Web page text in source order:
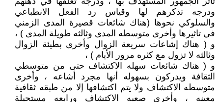
ودرجه تذكرهم لها وقياس رد الفعل الانطباعي
والسلوكي نحوها (هناك شائعات قصيرة المدى الزمني
في تاثيرها وأخرى متوسطه المدى وثالثه طويلة المدى ) ،
و ( هناك إشاعات سريعة الزوال وأخرى بطيئة الزوال
وثالثه لا تزول مع كثره مرور الأيام ) ،
و ( هناك شائعات سهله الاكتشاف حتى من متوسطي
الثقافة ويدركون بسهوله أنها مجرد أشاعه ، وأخرى
متوسطه الاكتشاف ولا يتم اكتشافها إلا من طبقه ثقافية
معينه ، وأخرى صعبه الاكتشاف ورابعه مستحيلة